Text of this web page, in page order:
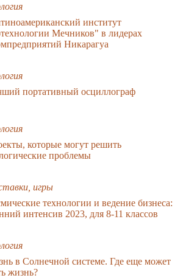
институт
Мечников" в лидерах
Никарагуа
портативный осциллограф
которые могут решить
проблемы
игры
технологии и ведение бизнеса:
интенсив 2023, для 8-11 классов
в Солнечной системе. Где еще может
жизнь?